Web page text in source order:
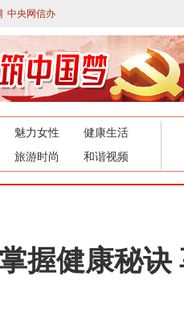
中央网信办
魅力女性
健康生活
旅游时尚 和谐视频
握健康秘诀